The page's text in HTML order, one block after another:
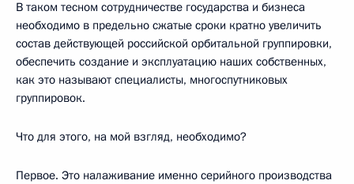
В таком тесном сотрудничестве государства и бизнеса
необходимо в предельно сжатые сроки кратно увеличить
состав действующей российской орбитальной группировки,
обеспечить создание и эксплуатацию наших собственных,
как это называют специалисты, многоспутниковых
группировок.
Что для этого, на мой взгляд, необходимо?
Первое. Это налаживание именно серийного производства